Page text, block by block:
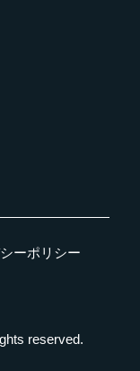
ーポリシー
reserved.